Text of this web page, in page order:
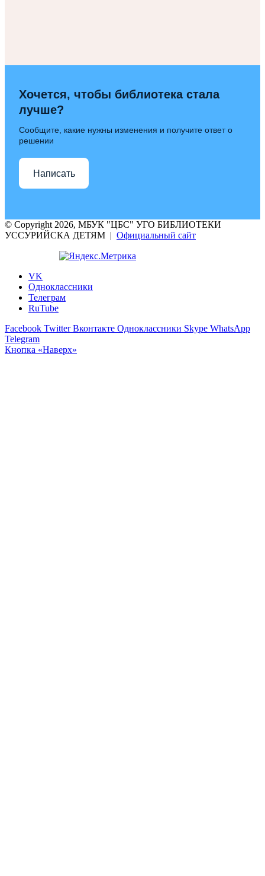
Хочется, чтобы библиотека стала
лучше?
Сообщите, какие нужны изменения и получите ответ о
решении
Написать
© Copyright 2026, МБУК "ЦБС" УГО БИБЛИОТЕКИ
УССУРИЙСКА ДЕТЯМ | Официальный сайт
VK
Одноклассники
Телеграм
RuTube
Facebook Twitter Вконтакте Одноклассники Skype WhatsApp
Telegram
Кнопка «Наверх»